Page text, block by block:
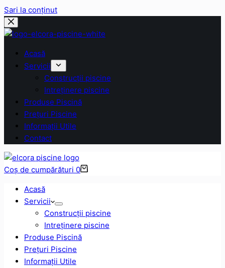
Sari la conținut
Acasă
Servicii
Construcții piscine
Intreținere piscine
Produse Piscină
Prețuri Piscine
Informații Utile
Contact
Coș de cumpărături 0
Acasă
Servicii
Construcții piscine
Intreținere piscine
Produse Piscină
Prețuri Piscine
Informații Utile